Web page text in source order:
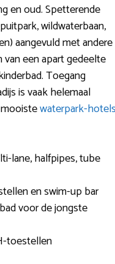
en oud. Spetterende
wildwaterbaan,
aangevuld met andere
een apart gedeelte
Toegang
is vaak helemaal
waterpark-hotels
lane, halfpipes, tube
en swim-up bar
voor de jongste
toestellen